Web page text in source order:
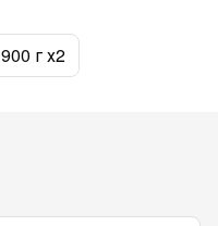
900 г х2